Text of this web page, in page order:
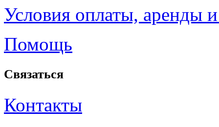
Условия оплаты, аренды
Помощь
Связаться
Контакты